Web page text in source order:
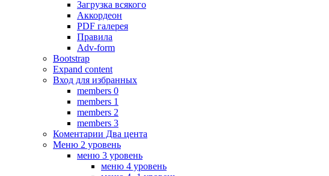
Загрузка всякого
Аккордеон
PDF галерея
Правила
Adv-form
Bootstrap
Expand content
Вход для избранных
members 0
members 1
members 2
members 3
Коментарии Два цента
Меню 2 уровень
меню 3 уровень
меню 4 уровень